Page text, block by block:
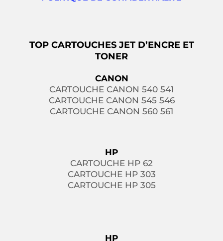
TOP CARTOUCHES JET D’ENCRE ET
TONER
CANON
CARTOUCHE CANON 540 541
CARTOUCHE CANON 545 546
CARTOUCHE CANON 560 561
HP
CARTOUCHE HP 62
CARTOUCHE HP 303
CARTOUCHE HP 305
HP